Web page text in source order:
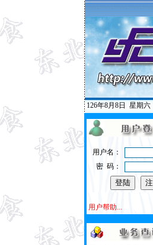
126年8月8日 星期六
用户名：
密 码：
用户帮助...